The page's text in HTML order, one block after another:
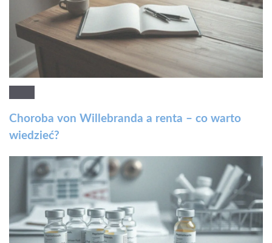
Choroba von Willebranda a renta – co warto
wiedzieć?